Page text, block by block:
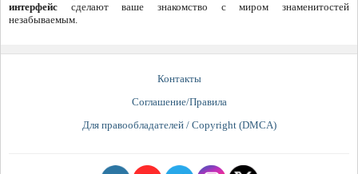
интерфейс сделают ваше знакомство с миром знаменитостей
незабываемым.
Контакты
Соглашение/Правила
Для правообладателей / Copyright (DMCA)